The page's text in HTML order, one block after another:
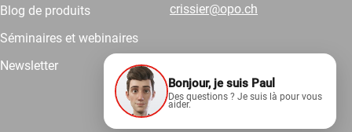
Blog de produits
Séminaires et webinaires
Newsletter
crissier@opo.ch
Comptez sur nous.
Bonjour, je suis Paul
Des questions ? Je suis là pour vous
aider.